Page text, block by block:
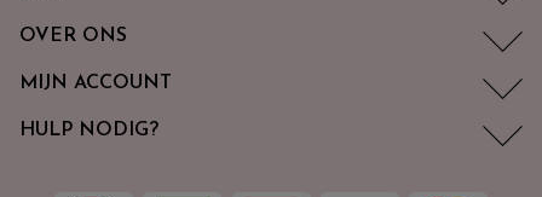
OVER ONS
MIJN ACCOUNT
HULP NODIG?